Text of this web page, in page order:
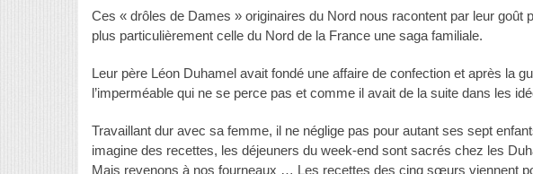
Ces « drôles de Dames » originaires du Nord nous racontent par leur goût
plus particulièrement celle du Nord de la France une saga familiale.
Leur père Léon Duhamel avait fondé une affaire de confection et après la
l’imperméable qui ne se perce pas et comme il avait de la suite dans les
Travaillant dur avec sa femme, il ne néglige pas pour autant ses sept
imagine des recettes, les déjeuners du week-end sont sacrés chez les
Mais revenons à nos fourneaux … Les recettes des cinq sœurs viennent